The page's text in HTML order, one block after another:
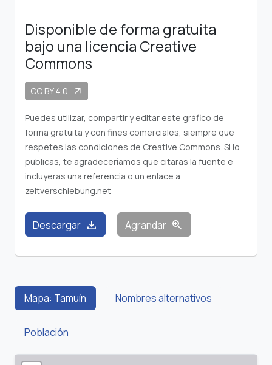
Disponible de forma gratuita
bajo una licencia Creative
Commons
CC BY 4.0 arrow_outward
Puedes utilizar, compartir y editar este gráfico de
forma gratuita y con fines comerciales, siempre que
respetes las condiciones de Creative Commons. Si lo
publicas, te agradeceríamos que citaras la fuente e
incluyeras una referencia o un enlace a
zeitverschiebung.net
Descargar download Agrandar zoom_in
Mapa: Tamuín Nombres alternativos
Población